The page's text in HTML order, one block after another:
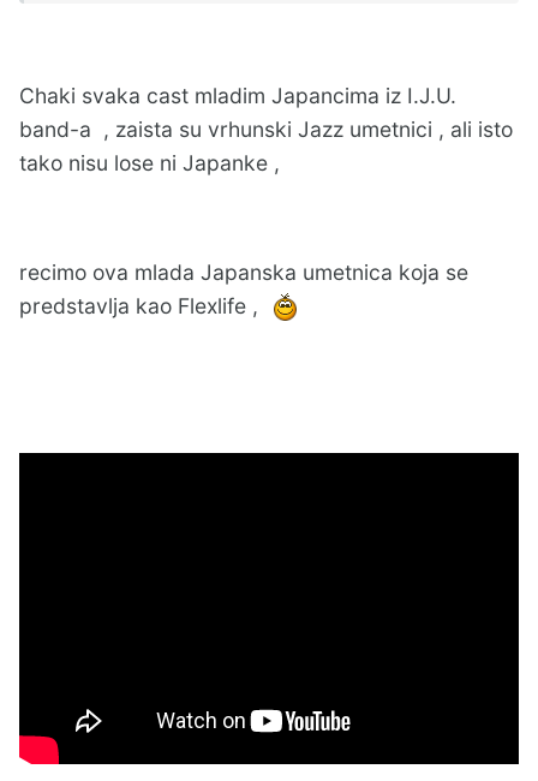
Chaki svaka cast mladim Japancima iz I.J.U.
band-a , zaista su vrhunski Jazz umetnici , ali isto
tako nisu lose ni Japanke ,
recimo ova mlada Japanska umetnica koja se
predstavlja kao Flexlife ,